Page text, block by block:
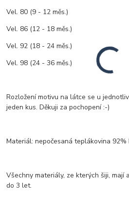
Vel. 80 (9 - 12 měs.)
Vel. 86 (12 - 18 měs.)
Vel. 92 (18 - 24 měs.)
Vel. 98 (24 - 36 měs.)
Rozložení motivu na látce se u
jeden kus. Děkuji za pochopení :-)
Materiál: nepočesaná teplákovina
Všechny materiály, ze kterých šiji, mají
do 3 let.